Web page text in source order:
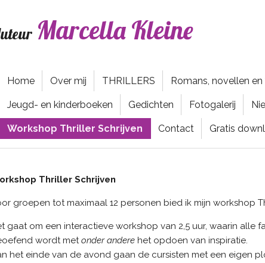
Marcella Kleine
Home Over mij THRILLERS Romans, novellen
Jeugd- en kinderboeken Gedichten Fotogalerij
Workshop Thriller Schrijven Contact Gratis
Thriller Schrijven
groepen tot maximaal 12 personen bied ik mijn workshop
gaat om een interactieve workshop van 2,5 uur, waarin
wordt metonder andere het opdoen van inspiratie.
het einde van de avond gaan de cursisten met een eigen